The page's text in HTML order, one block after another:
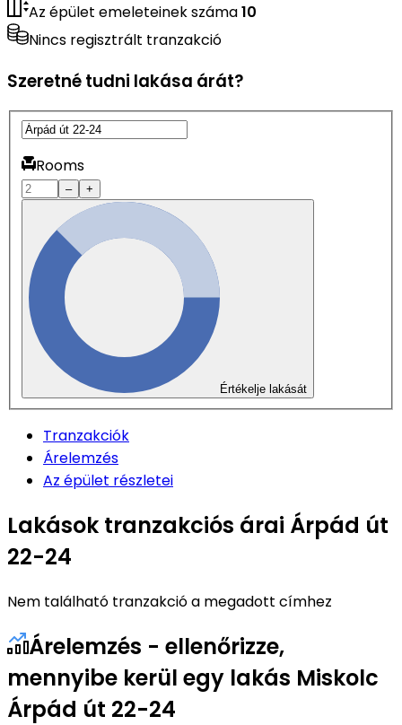
Az épület emeleteinek száma10
Nincs regisztrált tranzakció
Szeretné tudni lakása árát?
Rooms
– +
Értékelje lakását
Tranzakciók
Árelemzés
Az épület részletei
Lakások tranzakciós árai Árpád út
22-24
Nem található tranzakció a megadott címhez
Árelemzés - ellenőrizze,
mennyibe kerül egy lakás Miskolc
Árpád út 22-24